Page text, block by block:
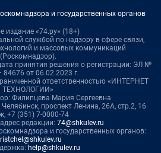
и государственных органов
издание «74.ру» (18+)
службой по надзору в сфере связи,
и массовых коммуникаций
(Роскомнадзор).
принятия решения о регистрации: ЭЛ №
от 06.02.2023 г.
ответственностью «ИНТЕРНЕТ
ТЕХНОЛОГИИ»
Филипцева Мария Сергеевна
проспект Ленина, 26А, стр.2, 16
+7 (351) 7-0000-74
редакции: 74@shkulev.ru
и государственных органов:
help@shkulev.ru